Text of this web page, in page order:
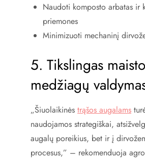
Naudoti komposto arbatas ir
priemones
Minimizuoti mechaninį
5. Tikslingas maisto
medžiagų
„Šiuolaikinės trąšos augalams
naudojamos strategiškai,
augalų poreikius, bet ir į
procesus,” – rekomenduoja